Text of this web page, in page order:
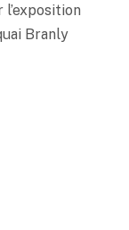
Branly